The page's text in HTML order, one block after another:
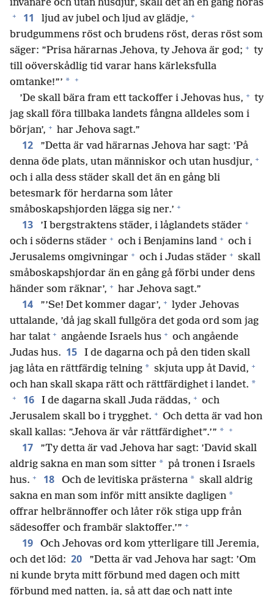
invånare och utan husdjur, skall det än en gång höras
+ 11 ljud av jubel och ljud av glädje, +
brudgummens röst och brudens röst, deras röst som
säger: ”Prisa härarnas Jehova, ty Jehova är god; + ty
till oöverskådlig tid varar hans kärleksfulla
omtanke!”’ * +
’De skall bära fram ett tackoffer i Jehovas hus, + ty
jag skall föra tillbaka landets fångna alldeles som i
början’, + har Jehova sagt.”
12
”Detta är vad härarnas Jehova har sagt: ’På
denna öde plats, utan människor och utan husdjur, +
och i alla dess städer skall det än en gång bli
betesmark för herdarna som låter
småboskapshjorden lägga sig ner.’ +
13 ’I bergstraktens städer, i låglandets städer +
och i söderns städer + och i Benjamins land + och i
Jerusalems omgivningar + och i Judas städer + skall
småboskapshjordar än en gång gå förbi under dens
händer som räknar’, + har Jehova sagt.”
14 ”’Se! Det kommer dagar’, + lyder Jehovas
uttalande, ’då jag skall fullgöra det goda ord som jag
har talat + angående Israels hus + och angående
Judas hus. 15
I de dagarna och på den tiden skall
jag låta en rättfärdig telning * skjuta upp åt David, +
och han skall skapa rätt och rättfärdighet i landet. *
+ 16 I de dagarna skall Juda räddas, + och
Jerusalem skall bo i trygghet. + Och detta är vad hon
skall kallas: ”Jehova är vår rättfärdighet”.’” * +
17
”Ty detta är vad Jehova har sagt: ’David skall
aldrig sakna en man som sitter * på tronen i Israels
hus. + 18 Och de levitiska prästerna * skall aldrig
sakna en man som inför mitt ansikte dagligen *
offrar helbrännoffer och låter rök stiga upp från
sädesoffer och frambär slaktoffer.’” +
19
Och Jehovas ord kom ytterligare till Jeremia,
och det löd: 20
”Detta är vad Jehova har sagt: ’Om
ni kunde bryta mitt förbund med dagen och mitt
förbund med natten, ja, så att dag och natt inte